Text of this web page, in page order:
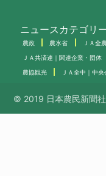
ニュースカテゴリ
農政 農水省 ＪＡ全
ＪＡ共済連｜関連企業・団体
農協観光 ＪＡ全中｜中
© 2019 日本農民新聞社